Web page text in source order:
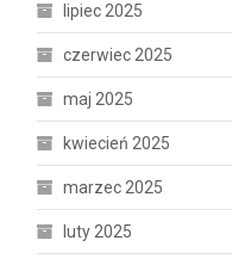
lipiec 2025
czerwiec 2025
maj 2025
kwiecień 2025
marzec 2025
luty 2025